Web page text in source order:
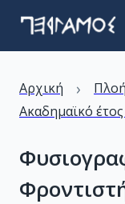
Αρχική ›
Ακαδημαϊκό